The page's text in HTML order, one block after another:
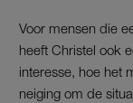
Voor mensen die
heeft Christel ook
interesse, hoe het
neiging om de